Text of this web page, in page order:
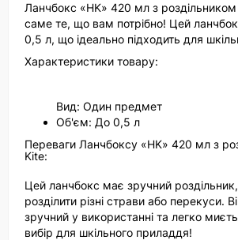
Ланчбокс «HK» 420 мл з
саме те, що вам потрібно! Цей
0,5 л, що ідеально підходить для
Характеристики товару:
Вид: Один предмет
Об'єм: До 0,5 л
Переваги Ланчбоксу «HK» 420 мл з
Kite:
Цей ланчбокс має зручний
розділити різні страви або перекуси.
зручний у використанні та легко
вибір для шкільного приладдя!